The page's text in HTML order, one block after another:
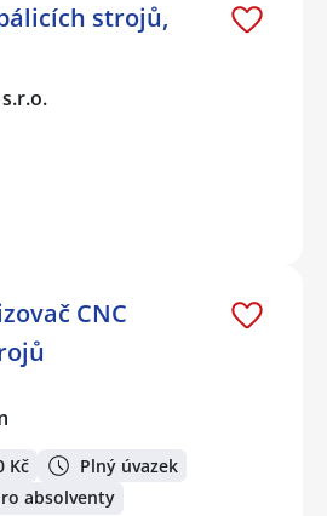
strojů,
CNC
Kč
Plný úvazek
absolventy